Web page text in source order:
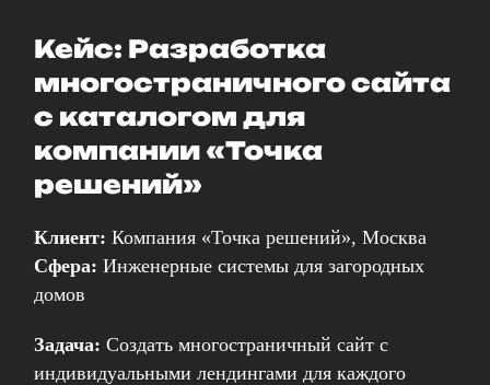
Кейс: Разработка
многостраничного сайта
с каталогом для
компании «Точка
решений»
Клиент: Компания «Точка решений», Москва
Сфера: Инженерные системы для загородных
домов
Задача: Создать многостраничный сайт с
индивидуальными лендингами для каждого